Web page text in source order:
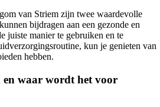
van Striem zijn twee waardevolle
bijdragen aan een gezonde en
juiste manier te gebruiken en te
kun je genieten van
hebben.
en waar wordt het voor